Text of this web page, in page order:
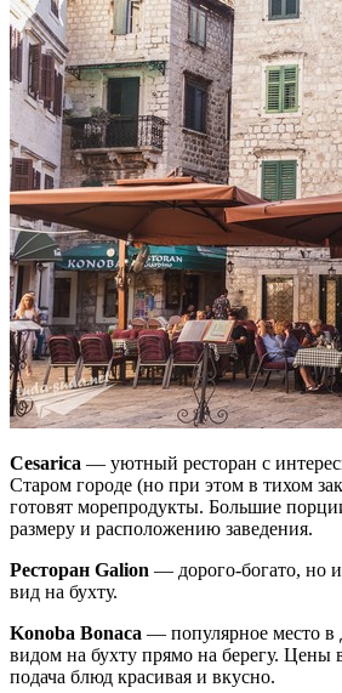
Cesarica — уютный ресторан с
Старом городе (но при этом в тихом
готовят морепродукты. Большие
размеру и расположению заведения.
Ресторан Galion — дорого-богато, но
вид на бухту.
Konoba Bonaca — популярное место
видом на бухту прямо на берегу. Цены
подача блюд красивая и вкусно.